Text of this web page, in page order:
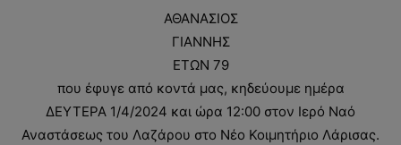
ΑΘΑΝΑΣΙΟΣ
ΓΙΑΝΝΗΣ
ΕΤΩΝ 79
που έφυγε από κοντά μας, κηδεύουμε ημέρα
ΔΕΥΤΕΡΑ 1/4/2024 και ώρα 12:00 στον Ιερό Ναό
Αναστάσεως του Λαζάρου στο Νέο Κοιμητήριο Λάρισας.